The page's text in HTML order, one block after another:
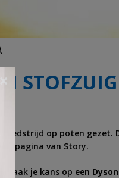
wedstrijd op poten gezet.
van Story.
maak je kans op een
×